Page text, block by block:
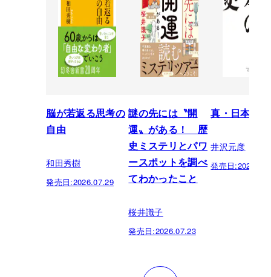
脳が若返る思考の
自由
和田秀樹
発売日:2026.07.29
謎の先には〝開
運〟がある！ 歴
史ミステリとパワ
ースポットを調べ
てわかったこと
桜井識子
発売日:2026.07.23
真・日本の
井沢元彦
発売日: